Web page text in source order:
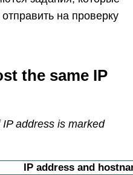
на проверку
the same IP
address is marked
IP address and